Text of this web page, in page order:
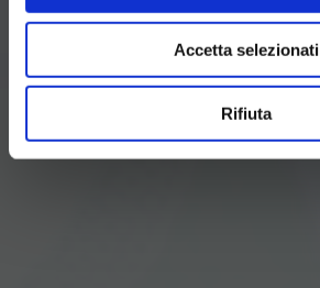
Accetta selezionati
Rifiuta